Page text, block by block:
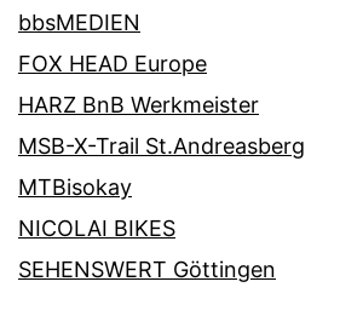
bbsMEDIEN
FOX HEAD Europe
HARZ BnB Werkmeister
MSB-X-Trail St.Andreasberg
MTBisokay
NICOLAI BIKES
SEHENSWERT Göttingen